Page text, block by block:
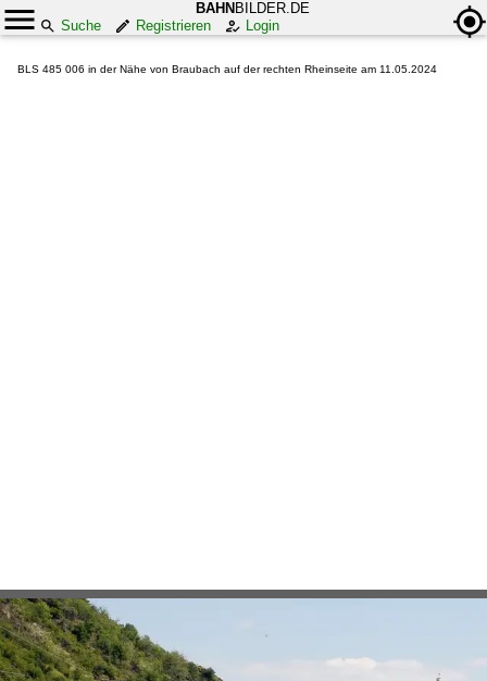
BAHN BILDER.DE
Suche
Registrieren Login
BLS 485 006 in der Nähe von Braubach auf der rechten Rheinseite am 11.05.2024